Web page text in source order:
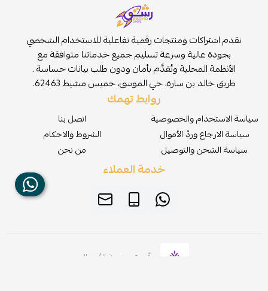
نقدم اشتراكات ومنتجات رقمية تفاعلية للاستخدام الشخصي
بجودة عالية وسرعة تسليم جميع خدماتنا متوافقة مع
الأنظمة المحلية وتُقدَّم بأمان ودون طلب بيانات حساسة .
طريق خالد بن سارة، حي الموسى، خميس مشيط 62463.
روابط تهمك
سياسة الاستخدام والخصوصية
سياسة الارجاع وردّ الأموال
سياسة الشحن والتوصيل
اتصل بنا
الشروط والاحكام
من نحن
خدمة العملاء
موثّق في منصة الأعمال